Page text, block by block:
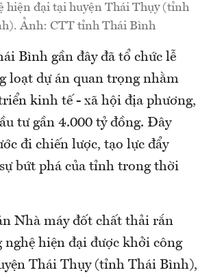
hiện đại tại huyện Thái Thụy (tỉnh
Ảnh: CTT tỉnh Thái Bình
Bình gần đây đã tổ chức lễ
loạt dự án quan trọng nhằm
kinh tế - xã hội địa phương,
tư gần 4.000 tỷ đồng. Đây
đi chiến lược, tạo lực đẩy
bứt phá của tỉnh trong thời
Nhà máy đốt chất thải rắn
nghệ hiện đại được khởi công
Thái Thụy (tỉnh Thái Bình),